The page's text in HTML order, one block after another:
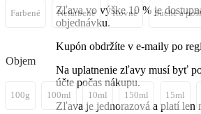
Zľava vo výške 10 % je
objednávku.
Kupón obdržíte v e-maily po
Na uplatnenie zľavy musí byť
účte počas nákupu.
Zľava je jednorazová a platí
Farbené Nefarbené Rovné Suché a
Objem
100g 100ml 10ml 150ml 15ml